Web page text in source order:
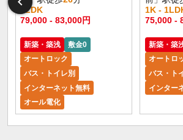
1LDK
79,000 - 83,000円
新築・築浅
敷金0
オートロック
バス・トイレ別
インターネット無料
オール電化
1K -
75,000 -
新築・築
オートロ
バス・ト
インター